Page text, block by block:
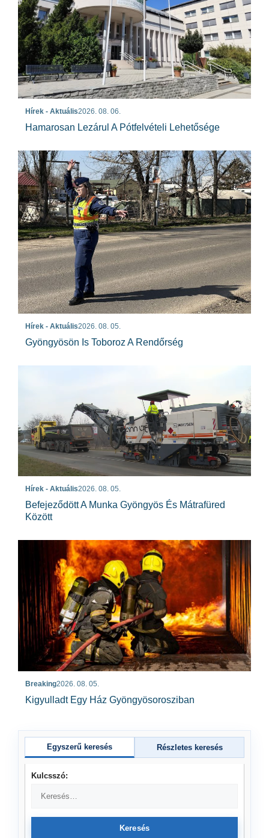
Hírek - Aktuális2026. 08. 06.
Hamarosan Lezárul A Pótfelvételi Lehetősége
Hírek - Aktuális2026. 08. 05.
Gyöngyösön Is Toboroz A Rendőrség
Hírek - Aktuális2026. 08. 05.
Befejeződött A Munka Gyöngyös És Mátrafüred
Között
Breaking2026. 08. 05.
Kigyulladt Egy Ház Gyöngyösorosziban
Egyszerű keresés Részletes keresés
Kulcsszó:
Keresés